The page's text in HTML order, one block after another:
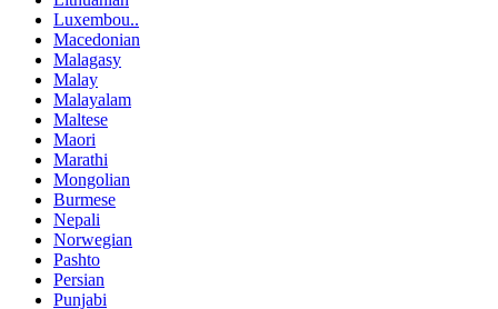
Luxembou..
Macedonian
Malagasy
Malay
Malayalam
Maltese
Maori
Marathi
Mongolian
Burmese
Nepali
Norwegian
Pashto
Persian
Punjabi